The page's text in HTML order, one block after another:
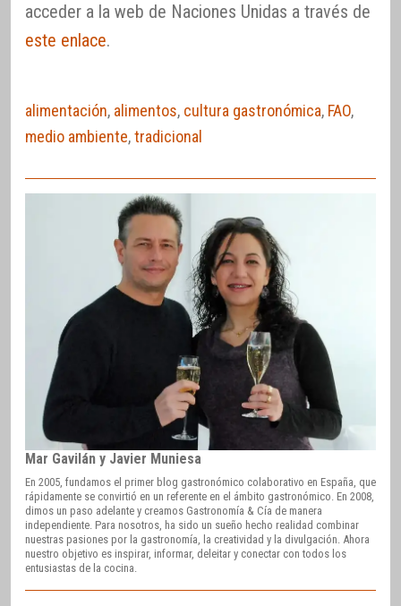
acceder a la web de Naciones Unidas a través de
este enlace.
alimentación, alimentos, cultura gastronómica, FAO,
medio ambiente,tradicional
Mar Gavilán y Javier Muniesa
En 2005, fundamos el primer blog gastronómico colaborativo en España, que
rápidamente se convirtió en un referente en el ámbito gastronómico. En 2008,
dimos un paso adelante y creamos Gastronomía & Cía de manera
independiente. Para nosotros, ha sido un sueño hecho realidad combinar
nuestras pasiones por la gastronomía, la creatividad y la divulgación. Ahora
nuestro objetivo es inspirar, informar, deleitar y conectar con todos los
entusiastas de la cocina.